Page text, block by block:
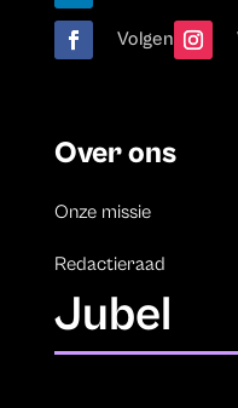
Volgen
Over ons
Onze missie
Redactieraad
Jubel